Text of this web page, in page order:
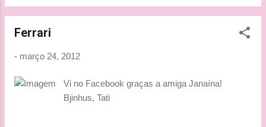
Ferrari
- março 24, 2012
Vi no Facebook graças a amiga Janaína!
Bjinhus, Tati